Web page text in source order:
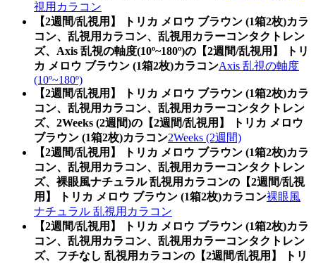
視用カラコン
【2週間/乱視用】 トリカ メロウ ブラウン (1箱2枚)カラ
コン、乱視用カラコン、乱視用カラーコンタクトレン
ズ、Axis 乱視の軸度(10º~180º)の【2週間/乱視用】 トリ
カ メロウ ブラウン (1箱2枚)カラコンAxis 乱視の軸度
(10º~180º)
【2週間/乱視用】 トリカ メロウ ブラウン (1箱2枚)カラ
コン、乱視用カラコン、乱視用カラーコンタクトレン
ズ、2Weeks (2週間)の【2週間/乱視用】 トリカ メロウ
ブラウン (1箱2枚)カラコン2Weeks (2週間)
【2週間/乱視用】 トリカ メロウ ブラウン (1箱2枚)カラ
コン、乱視用カラコン、乱視用カラーコンタクトレン
ズ、裸眼風ナチュラル 乱視用カラコンの【2週間/乱視
用】 トリカ メロウ ブラウン (1箱2枚)カラコン裸眼風
ナチュラル 乱視用カラコン
【2週間/乱視用】 トリカ メロウ ブラウン (1箱2枚)カラ
コン、乱視用カラコン、乱視用カラーコンタクトレン
ズ、フチなし 乱視用カラコンの【2週間/乱視用】 トリ